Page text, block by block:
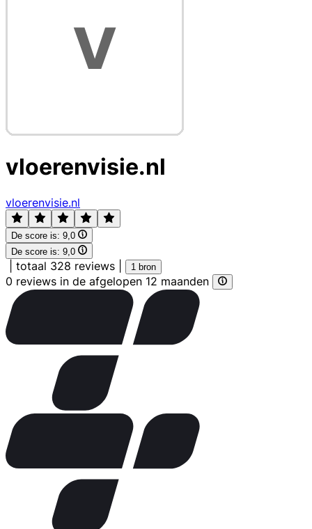
vloerenvisie.nl
vloerenvisie.nl
De score is: 9,0
De score is: 9,0
totaal 328 reviews 1 bron
0 reviews in de afgelopen 12 maanden